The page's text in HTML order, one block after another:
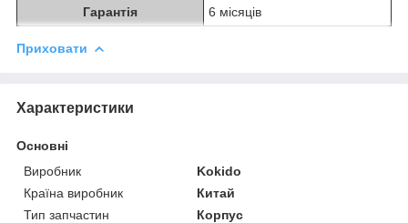
Гарантія
6 місяців
Приховати
Характеристики
Основні
Виробник
Kokido
Країна виробник
Китай
Тип запчастин
Корпус